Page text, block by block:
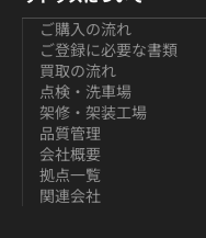
ご購入の流れ
ご登録に必要な書類
買取の流れ
点検・洗車場
架修・架装工場
品質管理
会社概要
拠点一覧
関連会社